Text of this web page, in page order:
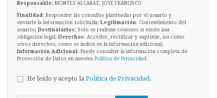
Responsable: MONTES ALCARAZ, JOSE FRANCISCO
Finalidad: Responder las consultas planteadas por el usuario y
enviarle la información solicitada; Legitimación: Consentimiento del
usuario; Destinatarios: Solo se realizan cesiones si existe una
obligación legal; Derechos: Acceder, rectificar y suprimir, así como
otros derechos, como se indica en la información adicional;
Información Adicional: Puede consultar la información completa de
Protección de Datos en nuestra Política de Privacidad.
He leído y acepto la Política de Privacidad.